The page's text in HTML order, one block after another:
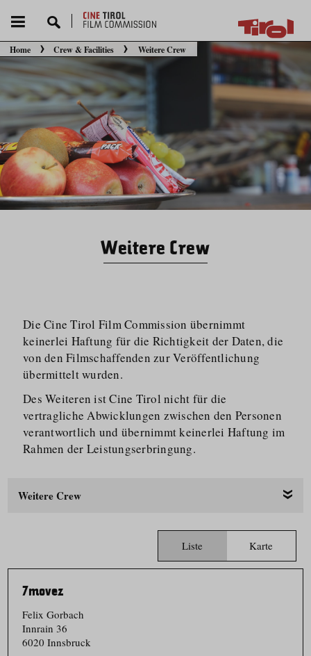
Sie befinden sich hier:
Home Crew & Facilities Weitere Crew
Weitere Crew
Die Cine Tirol Film Commission übernimmt
keinerlei Haftung für die Richtigkeit der Daten, die
von den Filmschaffenden zur Veröffentlichung
übermittelt wurden.
Des Weiteren ist Cine Tirol nicht für die
vertragliche Abwicklungen zwischen den Personen
verantwortlich und übernimmt keinerlei Haftung im
Rahmen der Leistungs­er­bringung.
Weitere Crew
Liste Karte
7movez
Felix Gorbach
Innrain 36
6020 Innsbruck